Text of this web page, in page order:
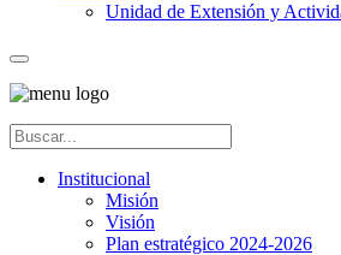
Unidad de Extensión y
Institucional
Misión
Visión
Plan estratégico 2024-2026